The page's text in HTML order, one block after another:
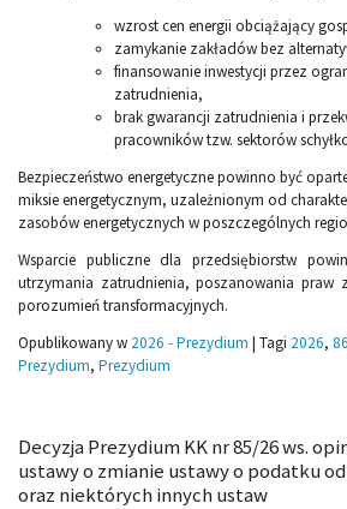
wzrost cen energii obciążający
zamykanie zakładów bez
finansowanie inwestycji przez
zatrudnienia,
brak gwarancji zatrudnienia i
pracowników tzw. sektorów
Bezpieczeństwo energetyczne powinno być
miksie energetycznym, uzależnionym od
zasobów energetycznych w poszczególnych
Wsparcie publiczne dla przedsiębiorstw
utrzymania zatrudnienia, poszanowania praw
porozumień transformacyjnych.
Opublikowany w 2026 - Prezydium | Tagi 2026,
Prezydium, Prezydium
Decyzja Prezydium KK nr 85/26 ws.
ustawy o zmianie ustawy o podatku
oraz niektórych innych ustaw